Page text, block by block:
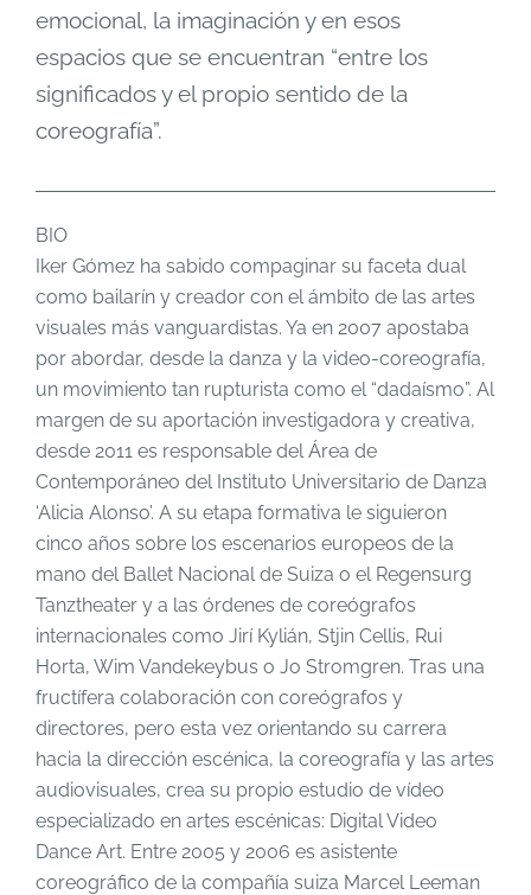
emocional, la imaginación y en esos
espacios que se encuentran “entre los
significados y el propio sentido de la
coreografía”.
BIO
Iker Gómez ha sabido compaginar su faceta dual
como bailarín y creador con el ámbito de las artes
visuales más vanguardistas. Ya en 2007 apostaba
por abordar, desde la danza y la video-coreografía,
un movimiento tan rupturista como el “dadaísmo”. Al
margen de su aportación investigadora y creativa,
desde 2011 es responsable del Área de
Contemporáneo del Instituto Universitario de Danza
‘Alicia Alonso’. A su etapa formativa le siguieron
cinco años sobre los escenarios europeos de la
mano del Ballet Nacional de Suiza o el Regensurg
Tanztheater y a las órdenes de coreógrafos
internacionales como Jirí Kylián, Stjin Cellis, Rui
Horta, Wim Vandekeybus o Jo Stromgren. Tras una
fructífera colaboración con coreógrafos y
directores, pero esta vez orientando su carrera
hacia la dirección escénica, la coreografía y las artes
audiovisuales, crea su propio estudio de vídeo
especializado en artes escénicas: Digital Video
Dance Art. Entre 2005 y 2006 es asistente
coreográfico de la compañía suiza Marcel Leeman